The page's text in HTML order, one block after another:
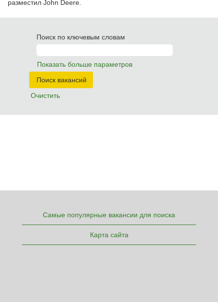
разместил John Deere.
Поиск по ключевым словам
Показать больше параметров
Очистить
Самые популярные вакансии для поиска
Карта сайта